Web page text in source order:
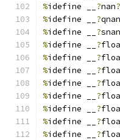
%idefine __ ?nan?
%idefine __ ?qnan
%idefine __ ?snan
%idefine __ ?
%idefine __ ?
%idefine __ ?
%idefine __ ?
%idefine __ ?
%idefine __ ?
%idefine __ ?
%idefine __ ?